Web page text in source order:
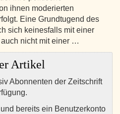
ihnen moderierten
Eine Grundtugend des
sich keinesfalls mit einer
nicht mit einer …
Artikel
Abonnenten der Zeitschrift
bereits ein Benutzerkonto